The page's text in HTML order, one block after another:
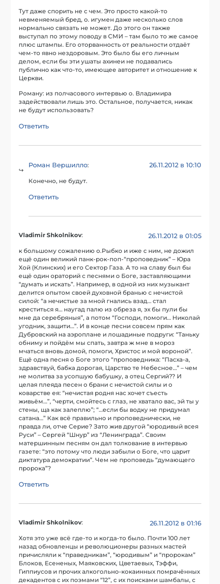
Тут даже спорить не с чем. Это просто какой-то
невменяемый бред, о. игумен даже несколько слов
нормально связать не может. До этого он также
выступал по этому поводу в СМИ – там было то же самое
плюс штампы. Его оторванность от реальности отдаёт
чем-то явно нездоровым. Это было бы его личным
делом, если бы эти ушаты ахинеи не подавались
публично как что-то, имеющее авторитет и отношение к
Церкви.
Роману: из полчасового интервью о. Владимира
задействовали лишь это. Остальное, получается, никак
не будут использовать?
Ответить
Роман Вершилло: 26.11.2012 в 10:10
Конечно, не будут.
Ответить
Vladimir Shkolnikov: 26.11.2012 в 01:05
к большому сожалению о.Рыбко и иже с ним, не дожил
ещё один великий панк-рок-поп-“проповедник” – Юра
Хой (Клинских) и его Сектор Газа. А то на славу был бы
ещё один ораторий с песнями о Боге, заставляющими
“думать и искать”. Например, в одной из них музыкант
делится опытом своей духовной бранью с нечистой
силой: “а нечистые за мной гнались взад… стал
креститься я… наугад палю из обреза я, эх бы пули бы
мне да серебряныя”, а потом “Господи, помоги… Николай
угодник, защити…”. И в конце песни совсем прям как
Дубровский на аэроплане и лошадиные подруги: “Таньку
обниму и пойдём мы спать, завтра ж мне в мороз
мчаться вновь домой, помоги, Христос и мой вороной”.
Ещё одна песня о Боге этого “проповедника: “Пасха-а,
здравствуй, бабка дорогая, Царство те Небесное…” – чем
не молитва за усопшую бабушку, а отец Сергий?? И
целая плеяда песен о брани с нечистой силы и о
коварстве ея: “нечистая родня нас хочет съесть
живьём…”, “черти, смойтесь с глаз, не хватало вас, эй ты у
стены, ща как залеплю”; “…если бы водку не придумал
сатана…” Как всё правильно и проповеднически, не
правда ли, отче Серие? Зато жив другой “юродивый всея
Руси” – Сергей “Шнур” из “Ленинграда”. Своим
матершинным песням он дал толкование в интервью
газете: “это потому что люди забыли о Боге, что царит
диктатура демократии”. Чем не проповедь “думающего
пророка”?
Ответить
Vladimir Shkolnikov: 26.11.2012 в 01:16
Хотя это уже всё где-то и когда-то было. Почти 100 лет
назад обновленцы и революционеры разных мастей
причисляли к “праведникам”, “юродивым” и “пророкам”
Блоков, Есененых, Маяковских, Цветаевых, Тэффи,
Гиппиусов и прочих алкогольно-кокаинных помрачённых
декадентов с их поэмами “12”, с их поисками шамбалы, с